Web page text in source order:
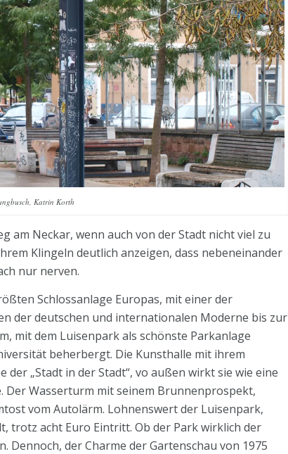
Katrin Korth
am Neckar, wenn auch von der Stadt nicht viel zu
Klingeln deutlich anzeigen, dass nebeneinander
nur nerven.
Schlossanlage Europas, mit einer der
der deutschen und internationalen Moderne bis zur
mit dem Luisenpark als schönste Parkanlage
beherbergt. Die Kunsthalle mit ihrem
„Stadt in der Stadt“, vo außen wirkt sie wie eine
Der Wasserturm mit seinem Brunnenprospekt,
vom Autolärm. Lohnenswert der Luisenpark,
trotz acht Euro Eintritt. Ob der Park wirklich der
Dennoch, der Charme der Gartenschau von 1975